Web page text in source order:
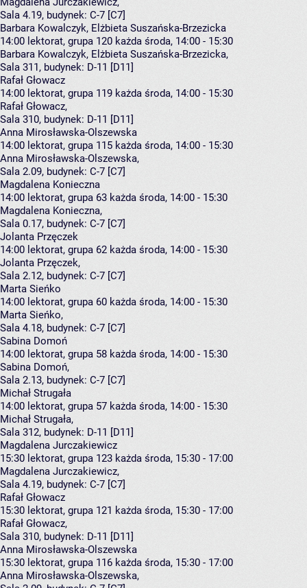
Sala 4.19, budynek: C-7 [C7]
Barbara Kowalczyk, Elżbieta Suszańska-Brzezicka
14:00 lektorat, grupa 120 każda środa, 14:00 - 15:30
Barbara Kowalczyk, Elżbieta Suszańska-Brzezicka,
Sala 311, budynek: D-11 [D11]
Rafał Głowacz
14:00 lektorat, grupa 119 każda środa, 14:00 - 15:30
Rafał Głowacz,
Sala 310, budynek: D-11 [D11]
Anna Mirosławska-Olszewska
14:00 lektorat, grupa 115 każda środa, 14:00 - 15:30
Anna Mirosławska-Olszewska,
Sala 2.09, budynek: C-7 [C7]
Magdalena Konieczna
14:00 lektorat, grupa 63 każda środa, 14:00 - 15:30
Magdalena Konieczna,
Sala 0.17, budynek: C-7 [C7]
Jolanta Przęczek
14:00 lektorat, grupa 62 każda środa, 14:00 - 15:30
Jolanta Przęczek,
Sala 2.12, budynek: C-7 [C7]
Marta Sieńko
14:00 lektorat, grupa 60 każda środa, 14:00 - 15:30
Marta Sieńko,
Sala 4.18, budynek: C-7 [C7]
Sabina Domoń
14:00 lektorat, grupa 58 każda środa, 14:00 - 15:30
Sabina Domoń,
Sala 2.13, budynek: C-7 [C7]
Michał Strugała
14:00 lektorat, grupa 57 każda środa, 14:00 - 15:30
Michał Strugała,
Sala 312, budynek: D-11 [D11]
Magdalena Jurczakiewicz
15:30 lektorat, grupa 123 każda środa, 15:30 - 17:00
Magdalena Jurczakiewicz,
Sala 4.19, budynek: C-7 [C7]
Rafał Głowacz
15:30 lektorat, grupa 121 każda środa, 15:30 - 17:00
Rafał Głowacz,
Sala 310, budynek: D-11 [D11]
Anna Mirosławska-Olszewska
15:30 lektorat, grupa 116 każda środa, 15:30 - 17:00
Anna Mirosławska-Olszewska,